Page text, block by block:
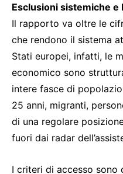
Esclusioni sistemiche
Il rapporto va oltre le
che rendono il sistema
Stati europei, infatti, le
economico sono
intere fasce di
25 anni, migranti,
di una regolare
fuori dai radar
I criteri di accesso sono